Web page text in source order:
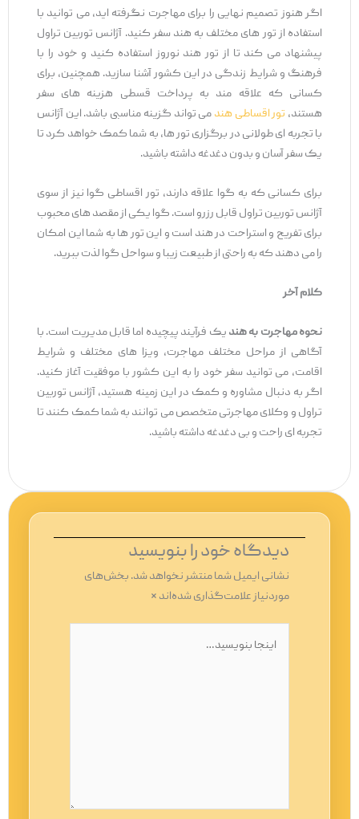
اگر هنوز تصمیم نهایی را برای مهاجرت نگرفته ‌اید، می ‌توانید با
استفاده از تور های مختلف به هند سفر کنید. آژانس توربین تراول
پیشنهاد می ‌کند تا از تور هند نوروز استفاده کنید و خود را با
فرهنگ و شرایط زندگی در این کشور آشنا سازید. همچنین، برای
کسانی که علاقه ‌مند به پرداخت قسطی هزینه‌ های سفر
هستند،تور اقساطی هندمی ‌تواند گزینه مناسبی باشد. این آژانس
با تجربه ‌ای طولانی در برگزاری تور ها، به شما کمک خواهد کرد تا
یک سفر آسان و بدون دغدغه داشته باشید.
برای کسانی که به گوا علاقه دارند، تور اقساطی گوا نیز از سوی
آژانس توربین تراول قابل رزرو است. گوا یکی از مقصد های محبوب
برای تفریح و استراحت در هند است و این تور ها به شما این امکان
را می ‌دهند که به راحتی از طبیعت زیبا و سواحل گوا لذت ببرید.
کلام آخر
نحوه مهاجرت به هندیک فرآیند پیچیده اما قابل مدیریت است. با
آگاهی از مراحل مختلف مهاجرت، ویزا های مختلف و شرایط
اقامت، می‌ توانید سفر خود را به این کشور با موفقیت آغاز کنید.
اگر به دنبال مشاوره و کمک در این زمینه هستید، آژانس توربین
تراول و وکلای مهاجرتی متخصص می ‌توانند به شما کمک کنند تا
تجربه ‌ای راحت و بی‌ دغدغه داشته باشید.
دیدگاه‌ خود را بنویسید
نشانی ایمیل شما منتشر نخواهد شد.بخش‌های
موردنیاز علامت‌گذاری شده‌اند*
بنویسید…